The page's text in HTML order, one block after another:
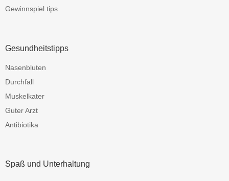
Gewinnspiel.tips
Gesundheitstipps
Nasenbluten
Durchfall
Muskelkater
Guter Arzt
Antibiotika
Spaß und Unterhaltung